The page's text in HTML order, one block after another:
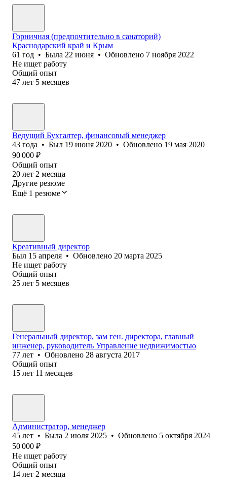
Горничная (предпочтительно в санаторий)
Краснодарский край и Крым
61 год • Была 22 июня • Обновлено 7 ноября 2022
Не ищет работу
Общий опыт
47 лет 5 месяцев
Ведущий Бухгалтер, финансовый менеджер
43 года • Был 19 июня 2020 • Обновлено 19 мая 2020
90 000 ₽
Общий опыт
20 лет 2 месяца
Другие резюме
Ещё 1 резюме
Креативный директор
Был 15 апреля • Обновлено 20 марта 2025
Не ищет работу
Общий опыт
25 лет 5 месяцев
Генеральный директор, зам ген. директора, главный
инженер, руководитель Управление недвижимостью
77 лет • Обновлено 28 августа 2017
Общий опыт
15 лет 11 месяцев
Администратор, менеджер
45 лет • Была 2 июля 2025 • Обновлено 5 октября 2024
50 000 ₽
Не ищет работу
Общий опыт
14 лет 2 месяца